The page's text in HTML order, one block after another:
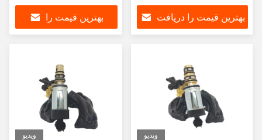
بهترین قیمت را
64526956715
64526956716
64509174803
بهترین قیمت را دریافت
ویدیو ویدیو